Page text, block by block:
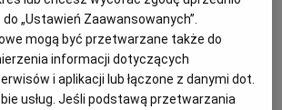
PRZEKĄSKI
PRZETWORY
KUCHNIA POLSKA
MEKSYKAŃSKA
ELBLĄG
GLIWICE
ALE HISTORIA
TV I VOD
WYSOKIE OBCASY
BIQDATA
„Ustawień Zaawansowanych”.
mogą być przetwarzane także do
informacji dotyczących
i aplikacji lub łączone z danymi dot.
usług. Jeśli podstawą przetwarzania